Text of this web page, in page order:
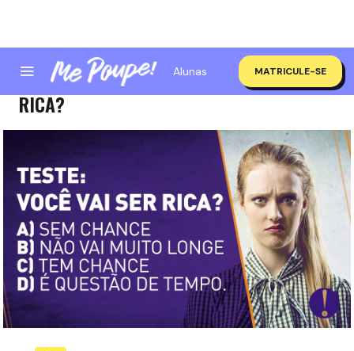
Alunas MATRICULE-SE
TESTE PARA AS MENINAS: VOCÊ VAI SER
RICA?